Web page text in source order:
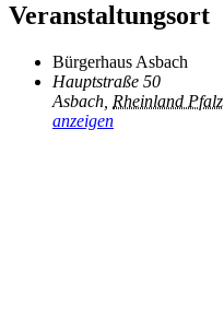
Veranstaltungsort
Bürgerhaus Asbach
Hauptstraße 50
Asbach Rheinland Pfalz
anzeigen